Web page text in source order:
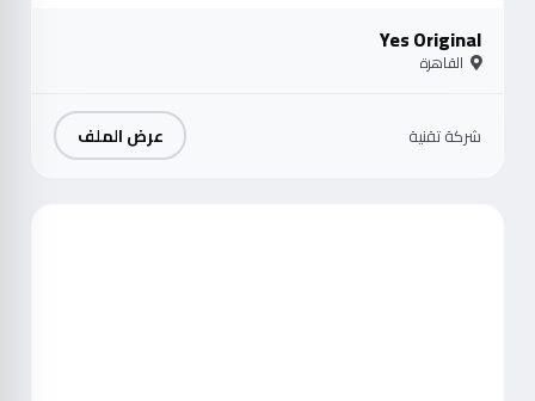
Yes Original
القاهرة
شركة تقنية عرض الملف